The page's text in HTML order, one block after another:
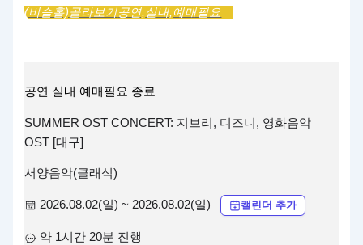
(비슬홀)골라보기공연,실내,예매필요
공연 실내 예매필요 종료
SUMMER OST CONCERT: 지브리, 디즈니, 영화음악
OST [대구]
서양음악(클래식)
2026.08.02(일) ~ 2026.08.02(일) 캘린더 추가
약 1시간 20분 진행